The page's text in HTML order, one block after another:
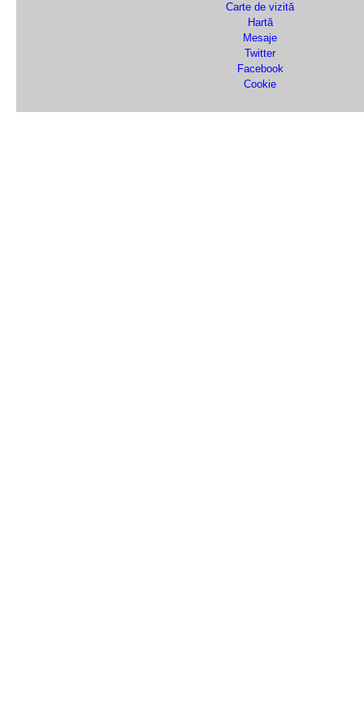
Carte de vizită
Hartă
Mesaje
Twitter
Facebook
Cookie